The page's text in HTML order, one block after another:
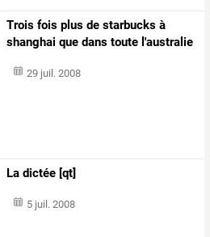
Trois fois plus de starbucks à
shanghai que dans toute l'australie
29 juil. 2008
La dictée [qt]
5 juil. 2008